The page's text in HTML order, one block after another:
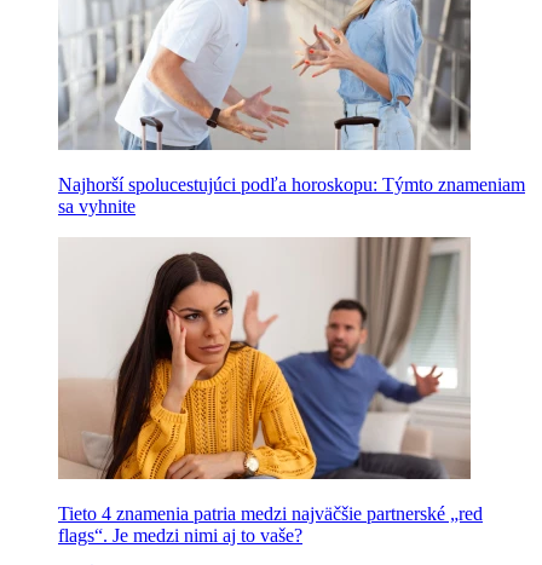
Najhorší spolucestujúci podľa horoskopu: Týmto znameniam
sa vyhnite
Tieto 4 znamenia patria medzi najväčšie partnerské „red
flags“. Je medzi nimi aj to vaše?